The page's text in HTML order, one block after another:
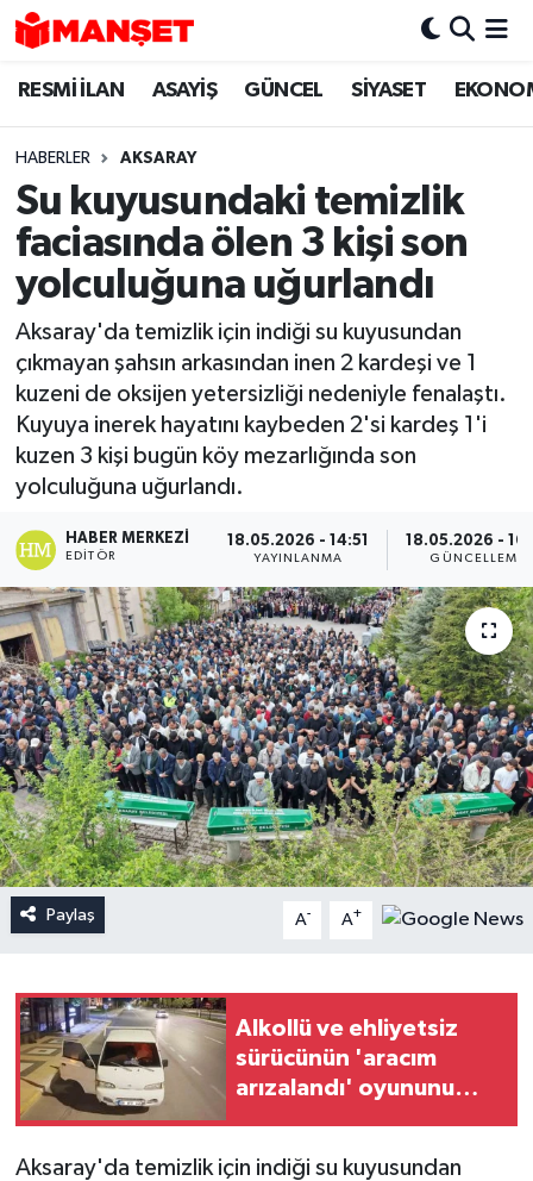
RESMİ İLAN ASAYİŞ GÜNCEL SİYASET
HABERLER AKSARAY
Su kuyusundaki temizlik
faciasında ölen 3 kişi son
yolculuğuna uğurlandı
Aksaray'da temizlik için indiği su kuyusundan
çıkmayan şahsın arkasından inen 2 kardeşi ve 1
kuzeni de oksijen yetersizliği nedeniyle fenalaştı.
Kuyuya inerek hayatını kaybeden 2'si kardeş 1'i
kuzen 3 kişi bugün köy mezarlığında son
yolculuğuna uğurlandı.
HABER MERKEZI
EDITÖR
18.05.2026 - 14:51
YAYINLANMA
18.05.2026 -
GÜNCELLEME
Paylaş A- A+
Alkollü ve ehliyetsiz
sürücünün 'aracım
arızalandı' oyununu
Aksaray'da temizlik için indiği su kuyusundan
Hava Durumu
Trafik Durumu
Süper Lig Puan Durumu ve Fikstür
Tüm Manşetler
Son Dakika Haberleri
Haber Arşivi